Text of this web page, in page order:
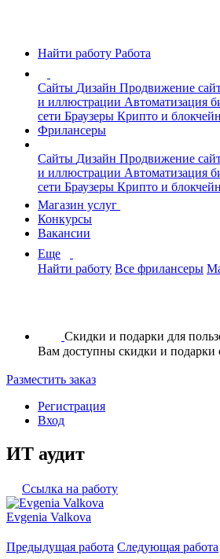
Найти работу Работа
Сайты Дизайн Продвижение
и иллюстрации Автоматизация
сети Браузеры Крипто и блокчейн
Фрилансеры
Сайты Дизайн Продвижение
и иллюстрации Автоматизация
сети Браузеры Крипто и блокчейн
Магазин услуг
Конкурсы
Вакансии
Еще
Найти работу Все фрилансеры
Скидки и подарки для
Вам доступны скидки и подарки
Разместить заказ
Регистрация
Вход
ИТ аудит
Ссылка на работу
Evgenia Valkova
Предыдущая работа Следующая работа